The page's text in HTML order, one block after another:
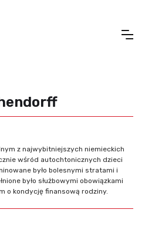
z najwybitniejszych niemieckich
wśród autochtonicznych dzieci
było bolesnymi stratami i
było służbowymi obowiązkami
o kondycję finansową rodziny.